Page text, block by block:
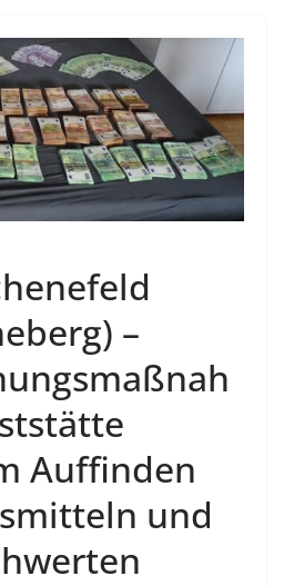
–
Auffinden
und